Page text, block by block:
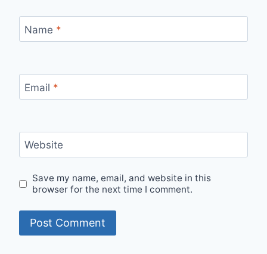
Name *
Email *
Website
Save my name, email, and website in this
browser for the next time I comment.